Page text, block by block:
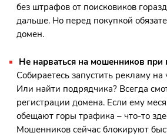
без штрафов от поисковиков
дальше. Но перед покупкой
домен.
Не нарваться на мошенников при
Собираетесь запустить рекламу
Или найти подрядчика? Всегда
регистрации домена. Если ему
обещают горы трафика – что-то
Мошенников сейчас блокируют